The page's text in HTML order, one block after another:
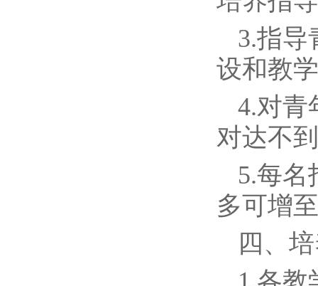
3.指导
设和教
4.对青
对达不
5.每名
多可增
四、